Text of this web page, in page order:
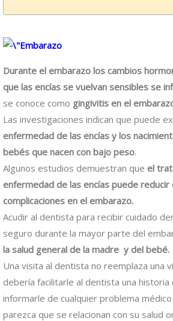
Durante el embarazo los cambios
que las encías se vuelvan sensibles se
se conoce como gingivitis en el
Las investigaciones indican que puede
enfermedad de las encías y los
bebés que nacen con bajo peso.
Algunos estudios demuestran que el
enfermedad de las encías puede
complicaciones en el embarazo.
Acudir al dentista para recibir cuidado
seguro durante la mayor parte del
la salud general de la madre y del bebé.
Una visita al dentista no reemplaza una
debería facilitarle al dentista una
informarle de cualquier problema
parezca que se relacionan con su salud